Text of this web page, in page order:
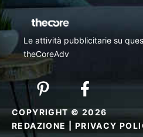
Le attività pubblicitarie su
theCoreAdv
COPYRIGHT © 2026
REDAZIONE
PRIVACY